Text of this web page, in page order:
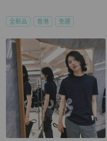
全新品 香港 免運